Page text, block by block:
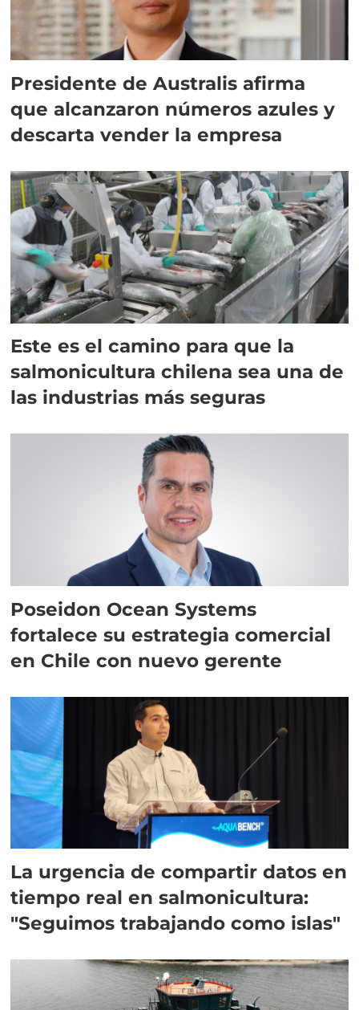
Presidente de Australis afirma
que alcanzaron números azules y
descarta vender la empresa
Este es el camino para que la
salmonicultura chilena sea una de
las industrias más seguras
Poseidon Ocean Systems
fortalece su estrategia comercial
en Chile con nuevo gerente
La urgencia de compartir datos en
tiempo real en salmonicultura:
"Seguimos trabajando como islas"